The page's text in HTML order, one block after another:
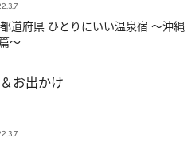
道府県 ひとりにいい温泉宿 ～沖縄
～
お出かけ